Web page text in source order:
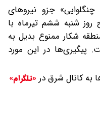
جزو نیروهای
شنبه ششم تیرماه با
شکار ممنوع بدیل به
پیگیری‌ها در این مورد
به کانال شرق در «تلگرام»